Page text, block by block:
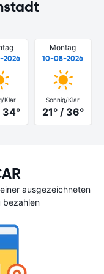
2026
Klar
34°
Montag
10-08-2026
Sonnig/Klar
21° / 36°
ausgezeichneten
bezahlen